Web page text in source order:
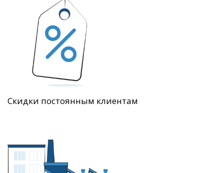
Скидки постоянным клиентам